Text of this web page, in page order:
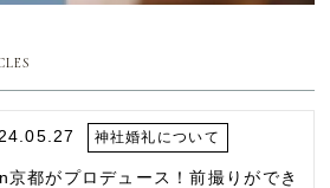
神社婚礼について
京都がプロデュース！前撮りができ